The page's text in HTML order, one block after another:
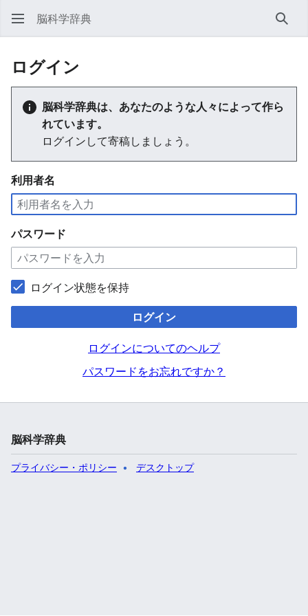
脳科学辞典 検索
ログイン
脳科学辞典は、あなたのような人々によって作ら
れています。
ログインして寄稿しましょう。
利用者名
パスワード
ログイン状態を保持
ログイン
ログインについてのヘルプ
パスワードをお忘れですか？
脳科学辞典
プライバシー・ポリシー デスクトップ